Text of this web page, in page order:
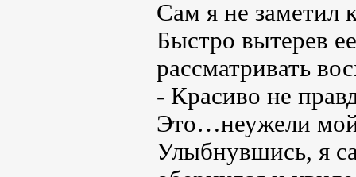
Сам я не заметил
Быстро вытерев
рассматривать
- Красиво не
Это…неужели мой
Улыбнувшись, я